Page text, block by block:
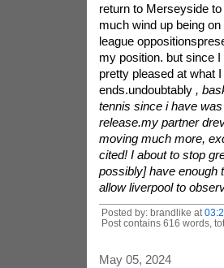
return to Merseyside
much wind up being
league
my position. but since
pretty pleased at what
ends.undoubtably ,
tennis since i have
release.my partner
moving much more,
cited! I about to stop
possibly] have enough
allow liverpool to
Posted by: brandlike at
Post contains 616 words,
May 05, 2024